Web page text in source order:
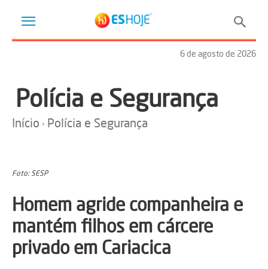
6 de agosto de 2026
Polícia e Segurança
Início Polícia e Segurança
Foto: SESP
Homem agride companheira e
mantém filhos em cárcere
privado em Cariacica